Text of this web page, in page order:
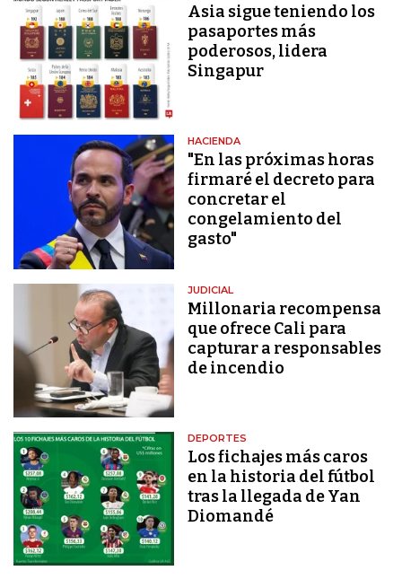
Asia sigue teniendo los
pasaportes más
poderosos, lidera
Singapur
HACIENDA
"En las próximas horas
firmaré el decreto para
concretar el
congelamiento del
gasto"
JUDICIAL
Millonaria recompensa
que ofrece Cali para
capturar a responsables
de incendio
DEPORTES
Los fichajes más caros
en la historia del fútbol
tras la llegada de Yan
Diomandé